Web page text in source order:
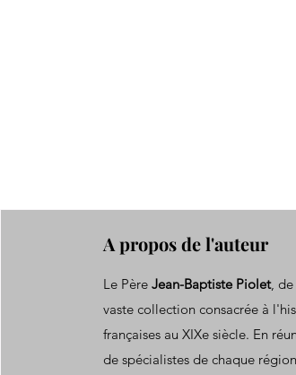
A propos de l'auteur
Le PèreJean-Baptiste Piolet,
vaste collection consacrée à
françaises au XIXe siècle. En
de spécialistes de chaque